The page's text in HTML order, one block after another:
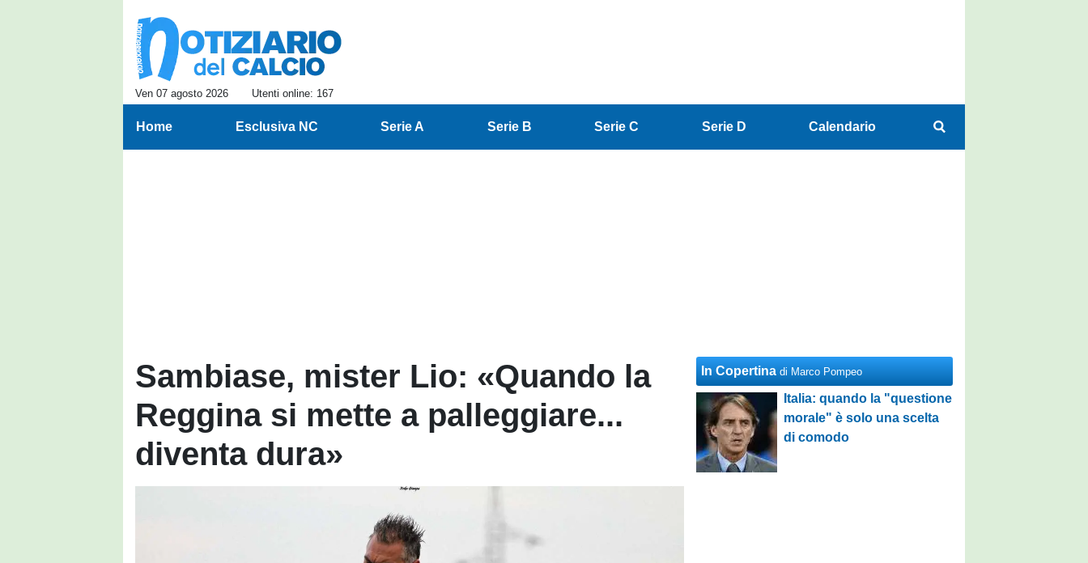
Ven 07 agosto 2026 Utenti online: 167
Home Esclusiva NC Serie A Serie B Serie C Serie D Calendario
Sambiase, mister Lio: «Quando la
Reggina si mette a palleggiare...
diventa dura»
In Copertina di Marco Pompeo
Italia: quando la "questione
morale" è solo una scelta
di comodo